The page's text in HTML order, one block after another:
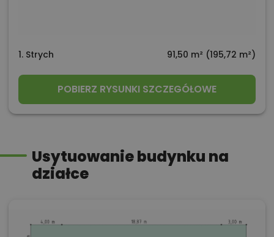
1. Strych 91,50 m² (195,72 m²)
POBIERZ RYSUNKI SZCZEGÓŁOWE
Usytuowanie budynku na
działce